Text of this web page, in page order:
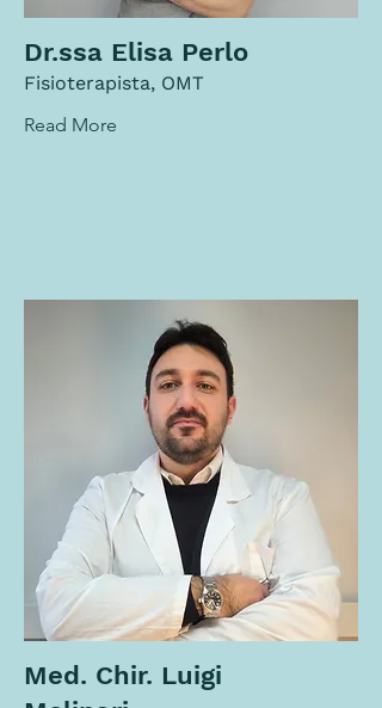
Dr.ssa Elisa Perlo
Fisioterapista, OMT
Read More
Med. Chir. Luigi